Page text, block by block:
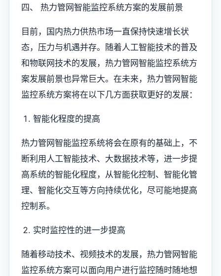
四、 热力管网智能监控系统方案的发展前景
目前，国内热力供热市场一直保持快速增长状
态，压力与机遇并存。随着人工智能技术的普及
和物联网技术的发展，热力管网智能监控系统方
案发展前景也异常巨大。在未来，热力管网智能
监控系统方案将在以下几方面获取更好的发展：
智能化程度的提高
热力管网智能监控系统将会在原有的基础上，不
断利用人工智能技术、大数据技术等，进一步提
高系统的智能化程度，从智能化控制、智能化管
理、智能化交互等方向持续优化，尽可能地提高
控制系。
实时监控性的进一步提高
随着移动技术、视频技术的发展，热力管网智能
监控系统方案可以面向用户进行监控随时随地想